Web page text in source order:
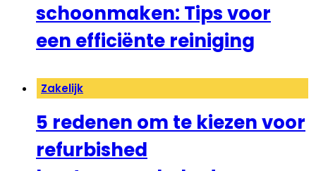
schoonmaken: Tips voor
een efficiënte reiniging
Zakelijk
5 redenen om te kiezen voor
refurbished